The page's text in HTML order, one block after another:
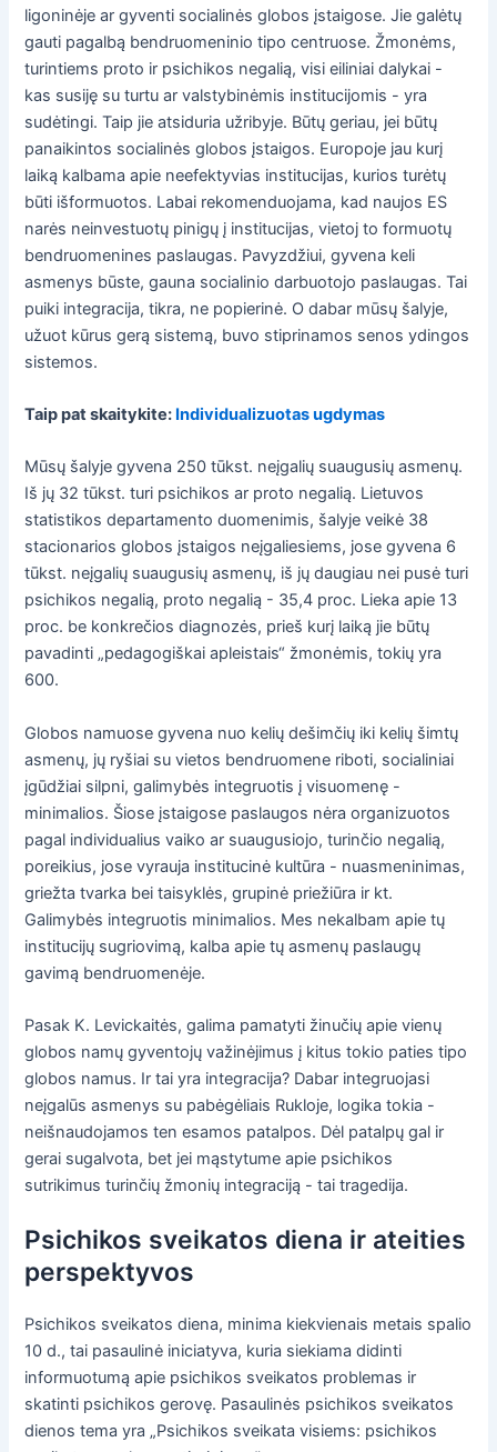
ligoninėje ar gyventi socialinės globos įstaigose. Jie galėtų
gauti pagalbą bendruomeninio tipo centruose. Žmonėms,
turintiems proto ir psichikos negalią, visi eiliniai dalykai -
kas susiję su turtu ar valstybinėmis institucijomis - yra
sudėtingi. Taip jie atsiduria užribyje. Būtų geriau, jei būtų
panaikintos socialinės globos įstaigos. Europoje jau kurį
laiką kalbama apie neefektyvias institucijas, kurios turėtų
būti išformuotos. Labai rekomenduojama, kad naujos ES
narės neinvestuotų pinigų į institucijas, vietoj to formuotų
bendruomenines paslaugas. Pavyzdžiui, gyvena keli
asmenys būste, gauna socialinio darbuotojo paslaugas. Tai
puiki integracija, tikra, ne popierinė. O dabar mūsų šalyje,
užuot kūrus gerą sistemą, buvo stiprinamos senos ydingos
sistemos.
Taip pat skaitykite: Individualizuotas ugdymas
Mūsų šalyje gyvena 250 tūkst. neįgalių suaugusių asmenų.
Iš jų 32 tūkst. turi psichikos ar proto negalią. Lietuvos
statistikos departamento duomenimis, šalyje veikė 38
stacionarios globos įstaigos neįgaliesiems, jose gyvena 6
tūkst. neįgalių suaugusių asmenų, iš jų daugiau nei pusė turi
psichikos negalią, proto negalią - 35,4 proc. Lieka apie 13
proc. be konkrečios diagnozės, prieš kurį laiką jie būtų
pavadinti „pedagogiškai apleistais“ žmonėmis, tokių yra
600.
Globos namuose gyvena nuo kelių dešimčių iki kelių šimtų
asmenų, jų ryšiai su vietos bendruomene riboti, socialiniai
įgūdžiai silpni, galimybės integruotis į visuomenę -
minimalios. Šiose įstaigose paslaugos nėra organizuotos
pagal individualius vaiko ar suaugusiojo, turinčio negalią,
poreikius, jose vyrauja institucinė kultūra - nuasmeninimas,
griežta tvarka bei taisyklės, grupinė priežiūra ir kt.
Galimybės integruotis minimalios. Mes nekalbam apie tų
institucijų sugriovimą, kalba apie tų asmenų paslaugų
gavimą bendruomenėje.
Pasak K. Levickaitės, galima pamatyti žinučių apie vienų
globos namų gyventojų važinėjimus į kitus tokio paties tipo
globos namus. Ir tai yra integracija? Dabar integruojasi
neįgalūs asmenys su pabėgėliais Rukloje, logika tokia -
neišnaudojamos ten esamos patalpos. Dėl patalpų gal ir
gerai sugalvota, bet jei mąstytume apie psichikos
sutrikimus turinčių žmonių integraciją - tai tragedija.
Psichikos sveikatos diena ir ateities
perspektyvos
Psichikos sveikatos diena, minima kiekvienais metais spalio
10 d., tai pasaulinė iniciatyva, kuria siekiama didinti
informuotumą apie psichikos sveikatos problemas ir
skatinti psichikos gerovę. Pasaulinės psichikos sveikatos
dienos tema yra „Psichikos sveikata visiems: psichikos